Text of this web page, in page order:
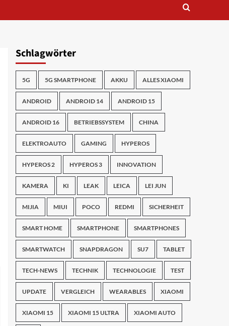
Schlagwörter
5G 5G SMARTPHONE AKKU ALLES XIAOMI
ANDROID ANDROID 14 ANDROID 15
ANDROID 16 BETRIEBSSYSTEM CHINA
ELEKTROAUTO GAMING HYPEROS
HYPEROS 2 HYPEROS 3 INNOVATION
KAMERA KI LEAK LEICA LEI JUN
MIJIA MIUI POCO REDMI SICHERHEIT
SMART HOME SMARTPHONE SMARTPHONES
SMARTWATCH SNAPDRAGON SU7 TABLET
TECH-NEWS TECHNIK TECHNOLOGIE TEST
UPDATE VERGLEICH WEARABLES XIAOMI
XIAOMI 15 XIAOMI 15 ULTRA XIAOMI AUTO